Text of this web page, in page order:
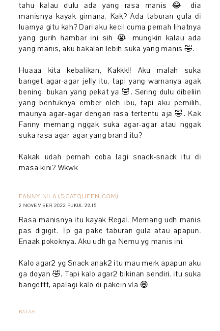
tahu kalau dulu ada yang rasa manis 😂 dia
manisnya kayak gimana, Kak? Ada taburan gula di
luarnya gitu kah? Dari aku kecil cuma pernah lihatnya
yang gurih hambar ini sih 😭 mungkin kalau ada
yang manis, aku bakalan lebih suka yang manis 🤣.
Huaaa kita kebalikan, Kakkk!! Aku malah suka
banget agar-agar jelly itu, tapi yang warnanya agak
bening, bukan yang pekat ya 🤣. Sering dulu dibeliin
yang bentuknya ember oleh ibu, tapi aku pemilih,
maunya agar-agar dengan rasa tertentu aja 🤣. Kak
Fanny memang nggak suka agar-agar atau nggak
suka rasa agar-agar yang brand itu?
Kakak udah pernah coba lagi snack-snack itu di
masa kini? Wkwk
FANNY NILA (DCATQUEEN.COM)
2 NOVEMBER 2022 PUKUL 22.15
Rasa manisnya itu kayak Regal. Memang udh manis
pas digigit. Tp ga pake taburan gula atau apapun.
Enaak pokoknya. Aku udh ga Nemu yg manis ini.
Kalo agar2 yg Snack anak2 itu mau merk apapun aku
ga doyan 🤣. Tapi kalo agar2 bikinan sendiri, itu suka
bangettt, apalagi kalo di pakein vla 😄
BALAS